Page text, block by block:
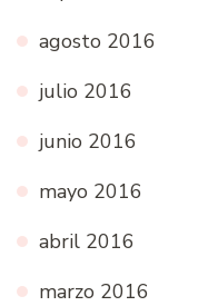
agosto 2016
julio 2016
junio 2016
mayo 2016
abril 2016
marzo 2016